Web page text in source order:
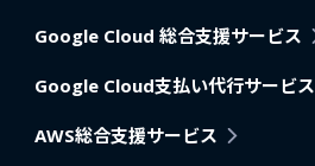
Google Cloud 総合支援サービス
Google Cloud支払い代行サービス
AWS総合支援サービス